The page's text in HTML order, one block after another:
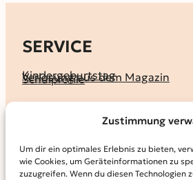
Zustimmung
Um dir ein optimales Erlebnis zu bieten,
wie Cookies, um Geräteinformationen zu
zuzugreifen. Wenn du diesen Technologien
SERVICE
Kindergeburtstag
Verlosung aus dem Magazin
Schulprofile
KALENDER
MAGAZIN